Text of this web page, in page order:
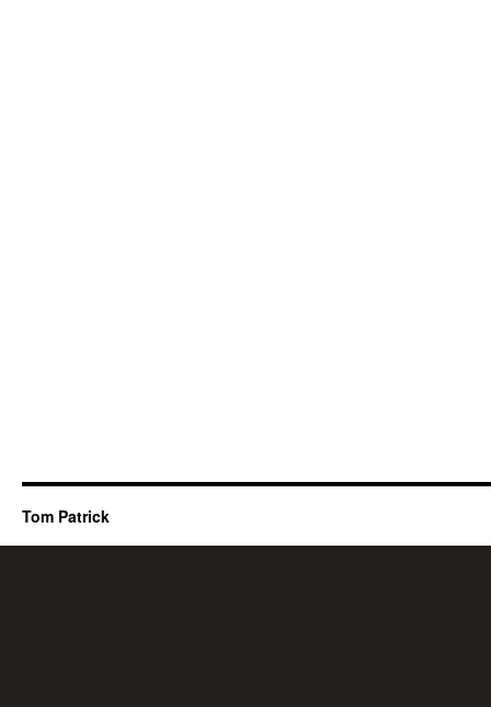
Tom Patrick